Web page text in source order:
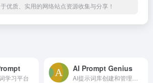
优质、实用的网络站点资源收集与分享！
学习平台
AI Prompt Genius